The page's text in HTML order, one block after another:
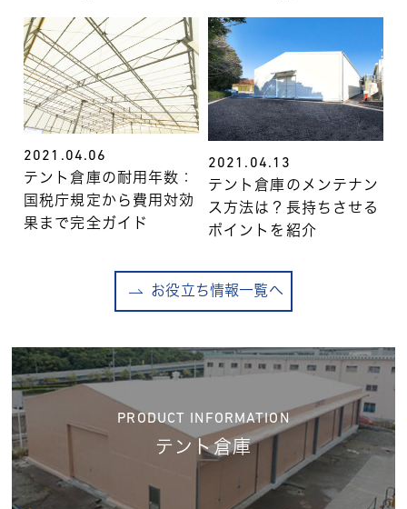
2021.04.06
テント倉庫の耐用年数：
国税庁規定から費用対効
果まで完全ガイド
2021.04.13
テント倉庫のメンテナン
ス方法は？長持ちさせる
ポイントを紹介
お役立ち情報一覧へ
PRODUCT INFORMATION
テント倉庫